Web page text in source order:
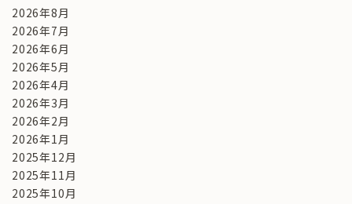
2026年8月
2026年7月
2026年6月
2026年5月
2026年4月
2026年3月
2026年2月
2026年1月
2025年12月
2025年11月
2025年10月